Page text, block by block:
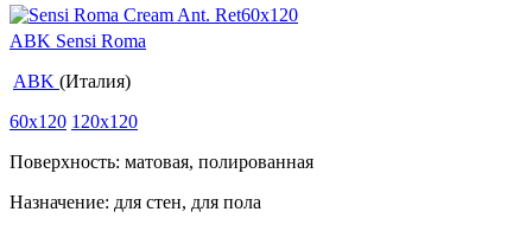
ABK Sensi Roma
ABK (Италия)
60x120 120x120
Поверхность: матовая, полированная
Назначение: для стен, для пола